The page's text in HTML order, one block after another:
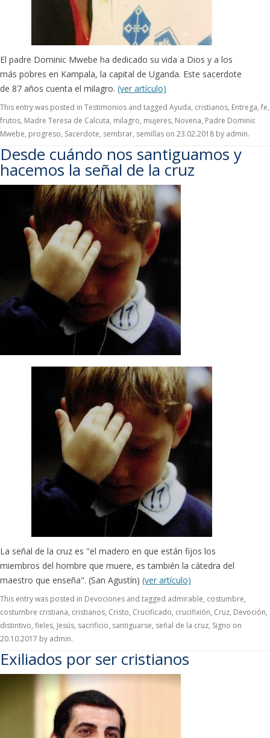
El padre Dominic Mwebe ha dedicado su vida a Dios y a los
más pobres en Kampala, la capital de Uganda. Este sacerdote
de 87 años cuenta el milagro. (ver artículo)
This entry was posted in Testimonios and tagged Ayuda, cristianos, Entrega, fe,
frutos, Madre Teresa de Calcuta, milagro, mujeres, Novena, Padre Dominic
Mwebe, progreso, Sacerdote, sembrar, semillas on 23.02.2018 by admin.
Desde cuándo nos santiguamos y
hacemos la señal de la cruz
La señal de la cruz es "el madero en que están fijos los
miembros del hombre que muere, es también la cátedra del
maestro que enseña". (San Agustín) (ver artículo)
This entry was posted in Devociones and tagged admirable, costumbre,
costumbre cristiana, cristianos, Cristo, Crucificado, crucifixión, Cruz, Devoción,
distintivo, fieles, Jesús, sacrificio, santiguarse, señal de la cruz, Signo on
20.10.2017 by admin.
Exiliados por ser cristianos